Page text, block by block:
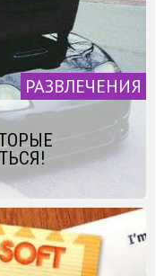
РАЗВЛЕЧЕНИЯ